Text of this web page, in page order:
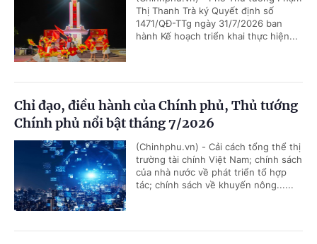
Thị Thanh Trà ký Quyết định số
1471/QĐ-TTg ngày 31/7/2026 ban
hành Kế hoạch triển khai thực hiện...
Chỉ đạo, điều hành của Chính phủ, Thủ tướng
Chính phủ nổi bật tháng 7/2026
(Chinhphu.vn) - Cải cách tổng thể thị
trường tài chính Việt Nam; chính sách
của nhà nước về phát triển tổ hợp
tác; chính sách về khuyến nông......